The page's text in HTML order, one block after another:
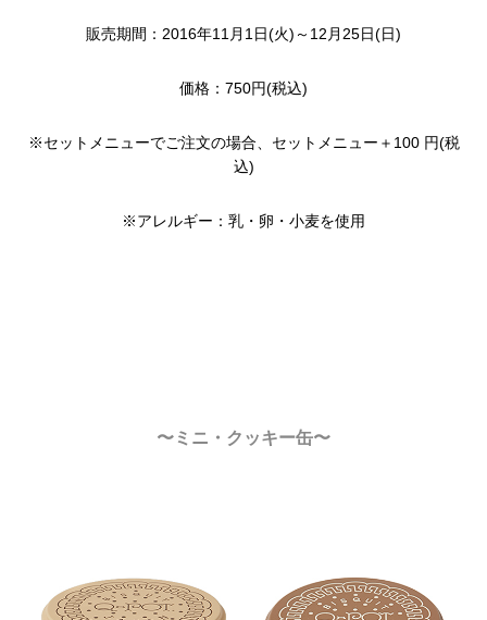
販売期間：2016年11月1日(火)～12月25日(日)
価格：750円(税込)
※セットメニューでご注文の場合、セットメニュー＋100 円(税
込)
※アレルギー：乳・卵・小麦を使用
〜ミニ・クッキー缶〜